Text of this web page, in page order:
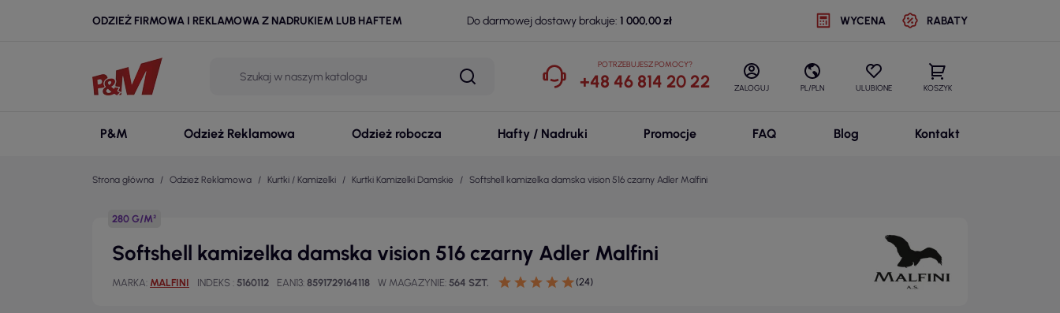
ODZIEŻ FIRMOWA I REKLAMOWA Z NADRUKIEM LUB HAFTEM Do darmowej dostawy brakuje: 1 000,00 zł WYCENA RABATY
POTRZEBUJESZ POMOCY?
+48 46 814 20 22 ZALOGUJ PL/PLN ULUBIONE KOSZYK
P&M Odzież Reklamowa Odzież robocza Hafty / Nadruki Promocje FAQ Blog Kontakt
Strona główna Odzież Reklamowa Kurtki / Kamizelki Kurtki Kamizelki Damskie Softshell kamizelka damska vision 516 czarny Adler Malfini
280 G/M²
Softshell kamizelka damska vision 516 czarny Adler Malfini
MARKA MALFINI INDEKS 5160112 EAN13 8591729164118 W MAGAZYNIE 564 SZT. (24)